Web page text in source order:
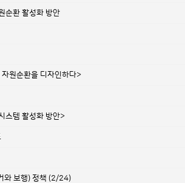
순환 활성화 방안
원순환을 디자인하다>
스템 활성화 방안>
와 보행) 정책 (2/24)